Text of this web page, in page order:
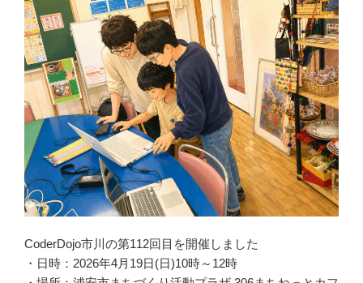
CoderDojo市川の第112回目を開催しました
・日時：2026年4月19日(日)10時～12時